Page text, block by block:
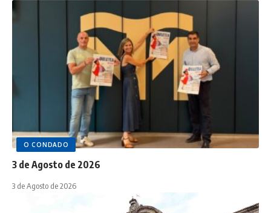
O CONDADO
3 de Agosto de 2026
3 de Agosto de 2026